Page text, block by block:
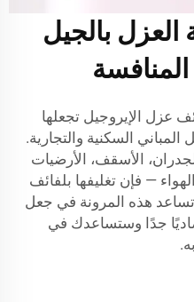
العزل بالجيل
عزل الإيروجيل تجعلها
السكنية والتجارية.
الأسقف، الأرضيات
— فإن تغليفها بلفائف
هذه المرونة في جعل
جدًا وستساعدك في